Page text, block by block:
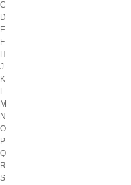
C
D
E
F
H
J
K
L
M
N
O
P
Q
R
S